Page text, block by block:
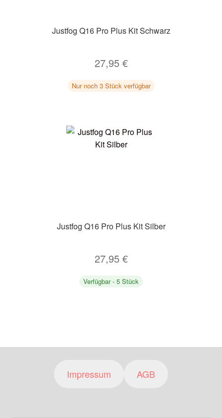
Justfog Q16 Pro Plus Kit Schwarz
27,95 €
Nur noch 3 Stück verfügbar
Justfog Q16 Pro Plus Kit Silber
27,95 €
Verfügbar - 5 Stück
Impressum AGB